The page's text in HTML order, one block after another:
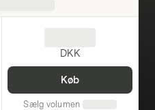
DKK
Køb
Sælg volumen